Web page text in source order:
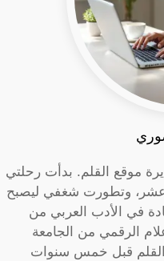
موقع القلم. بدأت رحلتي
عشر، وتطورت شغفي ليصبح
في الأدب العربي من
الرقمي من الجامعة
قبل خمس سنوات